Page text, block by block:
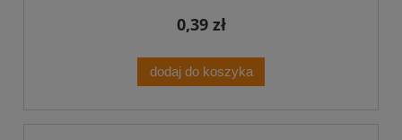
0,39 zł
dodaj do koszyka